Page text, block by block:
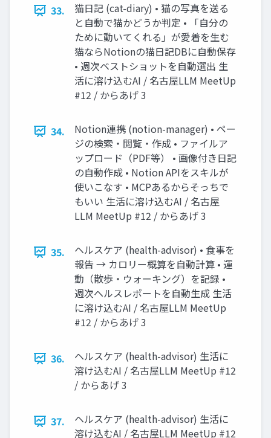
33.
猫日記 (cat-diary) • 猫の写真を送る
と自動で猫かどうか判定 • 「自分の
ために動いてくれる」が愛着を生む
猫ならNotionの猫日記DBに自動保存
• 週次ベストショットを自動選出 生
活に溶け込むAI / 名古屋LLM MeetUp
#12 / からあげ 3
34.
Notion連携 (notion-manager) • ペー
ジの検索・閲覧・作成 • ファイルア
ップロード（PDF等） • 画像付き日記
の自動作成 • Notion APIをスキルが
使いこなす • MCPあるからそっちで
もいい 生活に溶け込むAI / 名古屋
LLM MeetUp #12 / からあげ 3
35.
ヘルスケア (health-advisor) • 食事を
報告 → カロリー概算を自動計算 • 運
動（散歩・ウォーキング）を記録 •
週次ヘルスレポートを自動生成 生活
に溶け込むAI / 名古屋LLM MeetUp
#12 / からあげ 3
36.
ヘルスケア (health-advisor) 生活に
溶け込むAI / 名古屋LLM MeetUp #12
/ からあげ 3
37.
ヘルスケア (health-advisor) 生活に
溶け込むAI / 名古屋LLM MeetUp #12